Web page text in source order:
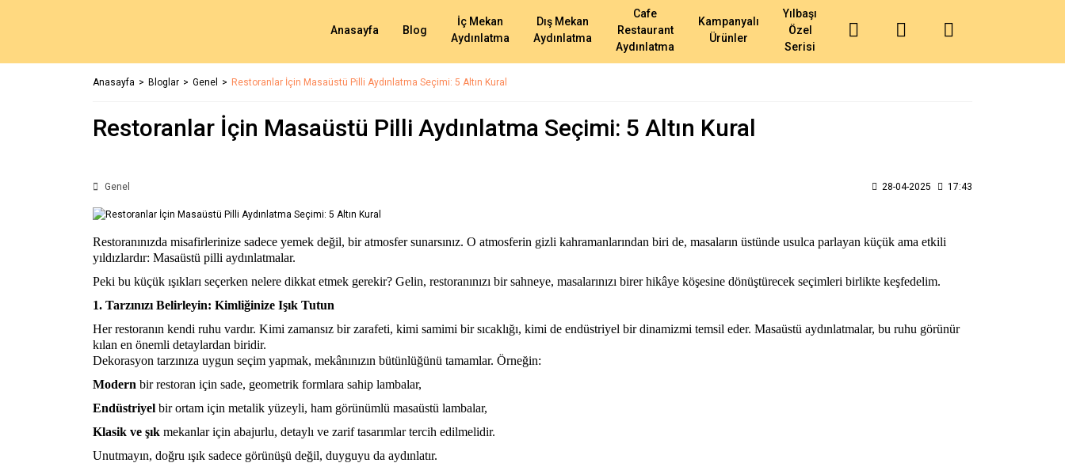
Anasayfa Blog
İç Mekan
Aydınlatma
Dış Mekan
Aydınlatma
Cafe
Restaurant
Aydınlatma
Kampanyalı
Ürünler
Yılbaşı
Özel
Serisi
Anasayfa Bloglar Genel Restoranlar İçin Masaüstü Pilli Aydınlatma Seçimi: 5 Altın Kural
Restoranlar İçin Masaüstü Pilli Aydınlatma Seçimi: 5 Altın Kural
Genel 28-04-2025 17:43
Restoranınızda misafirlerinize sadece yemek değil, bir atmosfer sunarsınız. O atmosferin gizli kahramanlarından biri de, masaların üstünde usulca parlayan küçük ama etkili
yıldızlardır: Masaüstü pilli aydınlatmalar.
Peki bu küçük ışıkları seçerken nelere dikkat etmek gerekir? Gelin, restoranınızı bir sahneye, masalarınızı birer hikâye köşesine dönüştürecek seçimleri birlikte keşfedelim.
1. Tarzınızı Belirleyin: Kimliğinize Işık Tutun
Her restoranın kendi ruhu vardır. Kimi zamansız bir zarafeti, kimi samimi bir sıcaklığı, kimi de endüstriyel bir dinamizmi temsil eder. Masaüstü aydınlatmalar, bu ruhu görünür
kılan en önemli detaylardan biridir.
Dekorasyon tarzınıza uygun seçim yapmak, mekânınızın bütünlüğünü tamamlar. Örneğin:
Modern bir restoran için sade, geometrik formlara sahip lambalar,
Endüstriyel bir ortam için metalik yüzeyli, ham görünümlü masaüstü lambalar,
Klasik ve şık mekanlar için abajurlu, detaylı ve zarif tasarımlar tercih edilmelidir.
Unutmayın, doğru ışık sadece görünüşü değil, duyguyu da aydınlatır.